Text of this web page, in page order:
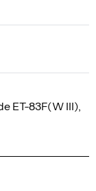
ET-83F(W III),